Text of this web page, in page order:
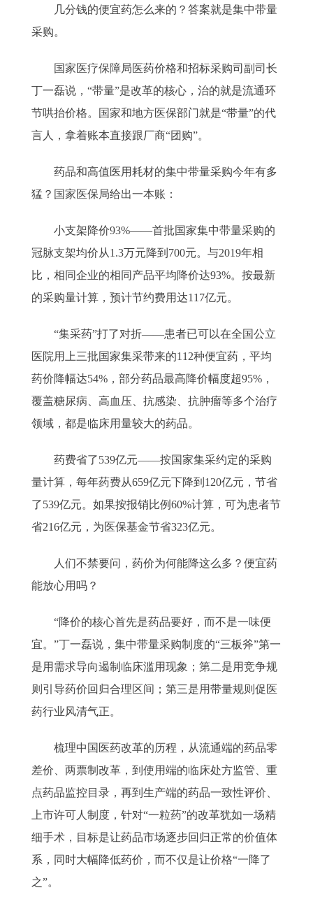
几分钱的便宜药怎么来的？答案就是集中带量
采购。
国家医疗保障局医药价格和招标采购司副司长
丁一磊说，“带量”是改革的核心，治的就是流通环
节哄抬价格。国家和地方医保部门就是“带量”的代
言人，拿着账本直接跟厂商“团购”。
药品和高值医用耗材的集中带量采购今年有多
猛？国家医保局给出一本账：
小支架降价93%——首批国家集中带量采购的
冠脉支架均价从1.3万元降到700元。与2019年相
比，相同企业的相同产品平均降价达93%。按最新
的采购量计算，预计节约费用达117亿元。
“集采药”打了对折——患者已可以在全国公立
医院用上三批国家集采带来的112种便宜药，平均
药价降幅达54%，部分药品最高降价幅度超95%，
覆盖糖尿病、高血压、抗感染、抗肿瘤等多个治疗
领域，都是临床用量较大的药品。
药费省了539亿元——按国家集采约定的采购
量计算，每年药费从659亿元下降到120亿元，节省
了539亿元。如果按报销比例60%计算，可为患者节
省216亿元，为医保基金节省323亿元。
人们不禁要问，药价为何能降这么多？便宜药
能放心用吗？
“降价的核心首先是药品要好，而不是一味便
宜。”丁一磊说，集中带量采购制度的“三板斧”第一
是用需求导向遏制临床滥用现象；第二是用竞争规
则引导药价回归合理区间；第三是用带量规则促医
药行业风清气正。
梳理中国医药改革的历程，从流通端的药品零
差价、两票制改革，到使用端的临床处方监管、重
点药品监控目录，再到生产端的药品一致性评价、
上市许可人制度，针对“一粒药”的改革犹如一场精
细手术，目标是让药品市场逐步回归正常的价值体
系，同时大幅降低药价，而不仅是让价格“一降了
之”。